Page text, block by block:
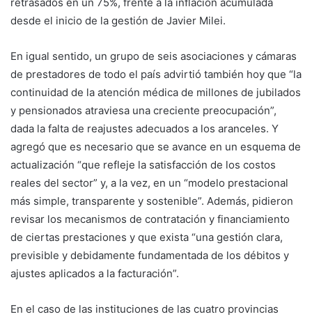
desde el inicio de la gestión de Javier Milei.
En igual sentido, un grupo de seis asociaciones y cámaras
de prestadores de todo el país advirtió también hoy que “la
continuidad de la atención médica de millones de jubilados
y pensionados atraviesa una creciente preocupación”,
dada la falta de reajustes adecuados a los aranceles. Y
agregó que es necesario que se avance en un esquema de
actualización “que refleje la satisfacción de los costos
reales del sector” y, a la vez, en un “modelo prestacional
más simple, transparente y sostenible”. Además, pidieron
revisar los mecanismos de contratación y financiamiento
de ciertas prestaciones y que exista “una gestión clara,
previsible y debidamente fundamentada de los débitos y
ajustes aplicados a la facturación”.
En el caso de las instituciones de las cuatro provincias